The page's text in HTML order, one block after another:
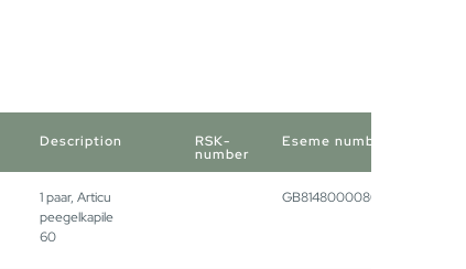
Description RSK-
number
Eseme number
1 paar, Articu
peegelkapile
60
GB8148000080